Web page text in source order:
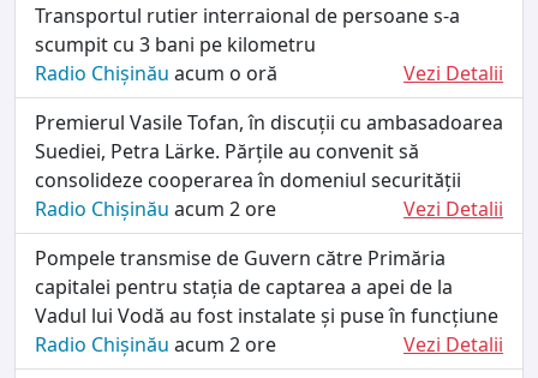
Transportul rutier interraional de persoane s-a
scumpit cu 3 bani pe kilometru
Radio Chișinău acum o oră
Vezi Detalii
Premierul Vasile Tofan, în discuții cu ambasadoarea
Suediei, Petra Lärke. Părțile au convenit să
consolideze cooperarea în domeniul securității
Radio Chișinău acum 2 ore
Vezi Detalii
Pompele transmise de Guvern către Primăria
capitalei pentru stația de captarea a apei de la
Vadul lui Vodă au fost instalate și puse în funcțiune
Radio Chișinău acum 2 ore
Vezi Detalii